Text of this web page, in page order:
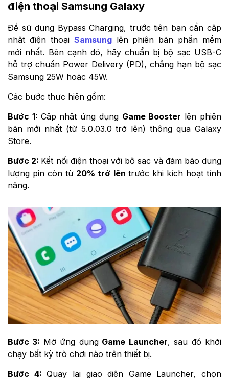
điện thoại Samsung Galaxy
Để sử dụng Bypass Charging, trước tiên bạn cần cập
nhật điện thoại Samsunglên phiên bản phần mềm
mới nhất. Bên cạnh đó, hãy chuẩn bị bộ sạc USB-C
hỗ trợ chuẩn Power Delivery (PD), chẳng hạn bộ sạc
Samsung 25W hoặc 45W.
Các bước thực hiện gồm:
Bước 1: Cập nhật ứng dụng Game Booster lên phiên
bản mới nhất (từ 5.0.03.0 trở lên) thông qua Galaxy
Store.
Bước 2: Kết nối điện thoại với bộ sạc và đảm bảo dung
lượng pin còn từ 20% trở lên trước khi kích hoạt tính
năng.
Bước 3: Mở ứng dụngGame Launcher, sau đó khởi
chạy bất kỳ trò chơi nào trên thiết bị.
Bước 4:Quay lại giao diện Game Launcher, chọn